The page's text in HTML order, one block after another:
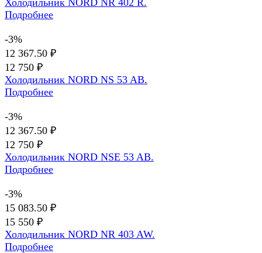
Подробнее
-3%
12 367.50 ₽
12 750 ₽
Холодильник NORD NS 53 AB.
Подробнее
-3%
12 367.50 ₽
12 750 ₽
Холодильник NORD NSE 53 AB.
Подробнее
-3%
15 083.50 ₽
15 550 ₽
Холодильник NORD NR 403 AW.
Подробнее